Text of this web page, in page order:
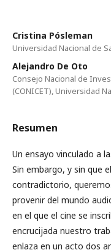
Cristina Pósleman
Universidad Nacional de
Alejandro De Oto
Consejo Nacional de
(CONICET), Universidad
Resumen
Un ensayo vinculado a
Sin embargo, y sin que
contradictorio,
provenir del mundo
en el que el cine se
encrucijada nuestro
enlaza en un acto dos